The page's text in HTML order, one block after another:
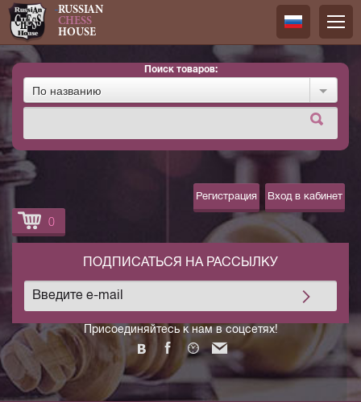
RUSSIAN
CHESS
HOUSE
Русский
Поиск товаров:
По названию
Регистрация Вход в кабинет
0
Присоединяйтесь к нам в соцсетях!
ПОДПИСАТЬСЯ НА РАССЫЛКУ